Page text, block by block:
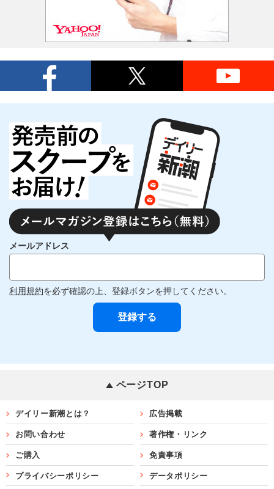
メールアドレス
利用規約を必ず確認の上、登録ボタンを押してください。
ページTOP
デイリー新潮とは？ 広告掲載
お問い合わせ 著作権・リンク
ご購入 免責事項
プライバシーポリシー データポリシー